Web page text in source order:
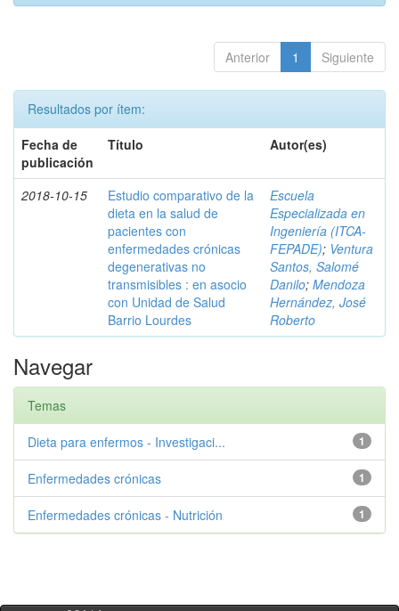
Anterior 1 Siguiente
Resultados por ítem:
Fecha de
publicación
Título Autor(es)
2018-10-15
Estudio comparativo de la
dieta en la salud de
pacientes con
enfermedades crónicas
degenerativas no
transmisibles : en asocio
con Unidad de Salud
Barrio Lourdes
Escuela
Especializada en
Ingeniería (ITCA-
FEPADE); Ventura
Santos, Salomé
Danilo; Mendoza
Hernández, José
Roberto
Navegar
Temas
1
Dieta para enfermos - Investigaci...
1
Enfermedades crónicas
1
Enfermedades crónicas - Nutrición